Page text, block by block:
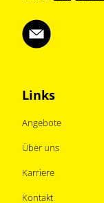
Links
Angebote
Über uns
Karriere
Kontakt